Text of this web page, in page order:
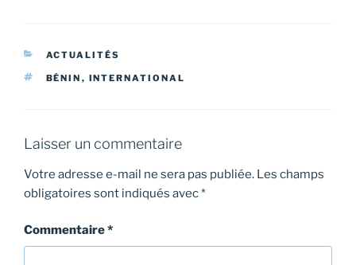
CATÉGORIES
ACTUALITÉS
ÉTIQUETTES
BÉNIN , INTERNATIONAL
Laisser un commentaire
Votre adresse e-mail ne sera pas publiée. Les champs
obligatoires sont indiqués avec*
Commentaire*